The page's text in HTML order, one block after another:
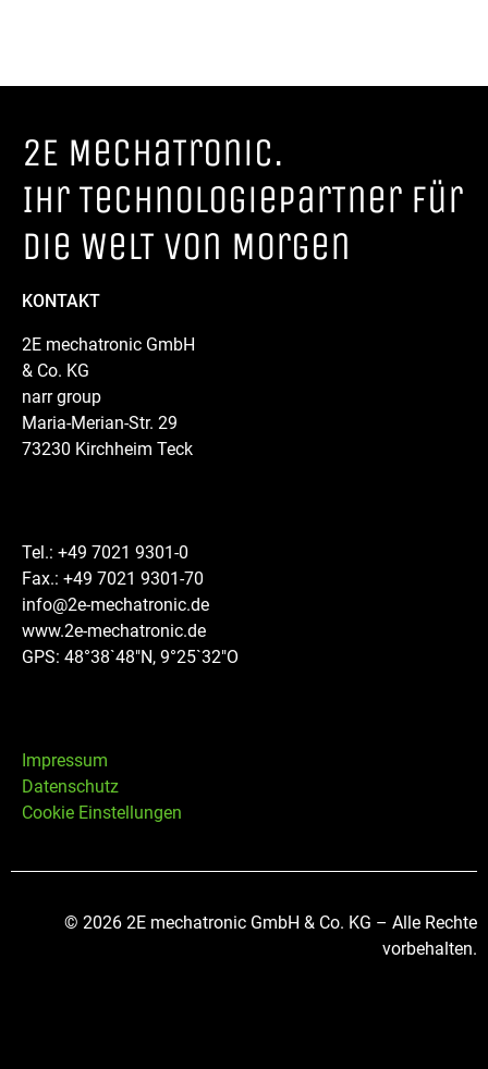
2E MechaTronic.
Ihr TechnologieparTner für
die WelT von Morgen
KONTAKT
2E mechatronic GmbH
& Co. KG
narr group
Maria-Merian-Str. 29
73230 Kirchheim Teck
Tel.: +49 7021 9301-0
Fax.: +49 7021 9301-70
info@2e-mechatronic.de
www.2e-mechatronic.de
GPS: 48°38`48″N, 9°25`32″O
Impressum
Datenschutz
Cookie Einstellungen
© 2026 2E mechatronic GmbH & Co. KG – Alle Rechte
vorbehalten.